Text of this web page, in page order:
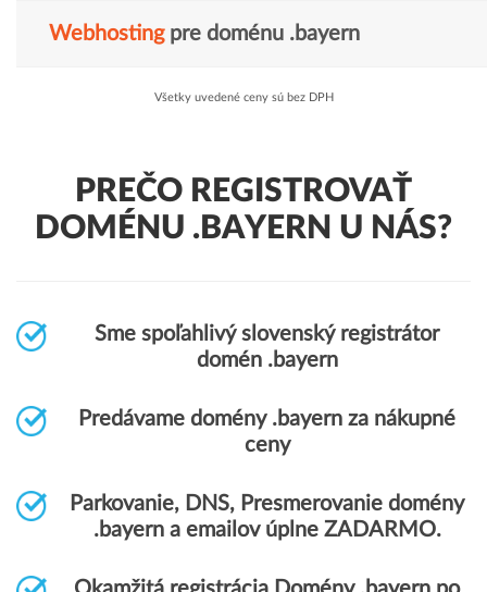
Webhostingpre doménu .bayern
Všetky uvedené ceny sú bez DPH
PREČO REGISTROVAŤ
DOMÉNU .BAYERN U NÁS?
Sme spoľahlivý slovenský registrátor
domén .bayern
Predávame domény .bayern za nákupné
ceny
Parkovanie, DNS, Presmerovanie domény
.bayern a emailov úplne ZADARMO.